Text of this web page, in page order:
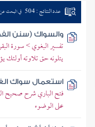
عدد النتائج : 504 في البحث
والسواك (سنن
تفسير البغوي > سورة
يتلونه حق تلاوته أولئك
استعمال سواك
فتح الباري شرح صحيح
على الوضوء